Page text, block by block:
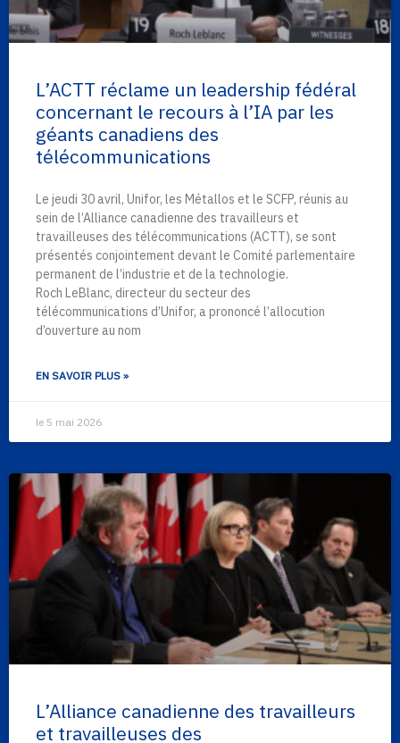
L’ACTT réclame un leadership fédéral
concernant le recours à l’IA par les
géants canadiens des
télécommunications
Le jeudi 30 avril, Unifor, les Métallos et le SCFP, réunis au
sein de l’Alliance canadienne des travailleurs et
travailleuses des télécommunications (ACTT), se sont
présentés conjointement devant le Comité parlementaire
permanent de l’industrie et de la technologie.
Roch LeBlanc, directeur du secteur des
télécommunications d’Unifor, a prononcé l’allocution
d’ouverture au nom
EN SAVOIR PLUS »
le 5 mai 2026
L’Alliance canadienne des travailleurs
et travailleuses des